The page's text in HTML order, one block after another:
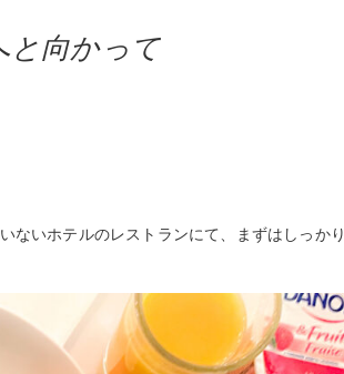
と向かって
ないホテルのレストランにて、まずはしっかり